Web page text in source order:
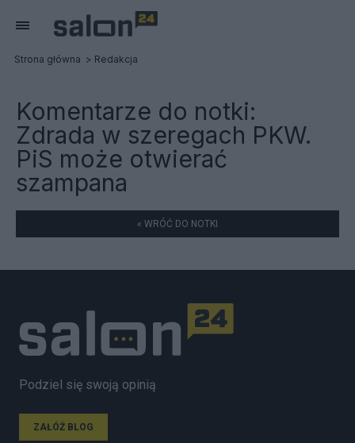
Strona główna Redakcja
Komentarze do notki:
Zdrada w szeregach PKW.
PiS może otwierać
szampana
« WRÓĆ DO NOTKI
Podziel się swoją opinią
ZAŁÓŻ BLOG